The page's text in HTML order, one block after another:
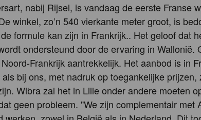
nabij Rijsel, is vandaag de eerste Franse
winkel, zo’n 540 vierkante meter groot, is
formule kan zijn in Frankrijk.. Het geloof dat
ondersteund door de ervaring in Wallonië.
Frankrijk aantrekkelijk. Het aanbod is in
bij ons, met nadruk op toegankelijke
Wibra zal het in Lille onder andere moeten
geen probleem. "We zijn complementair met